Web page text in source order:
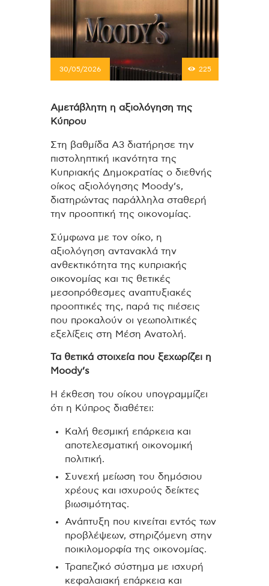
30/05/2026 225
Αμετάβλητη η αξιολόγηση της
Κύπρου
Στη βαθμίδα Α3 διατήρησε την
πιστοληπτική ικανότητα της
Κυπριακής Δημοκρατίας ο διεθνής
οίκος αξιολόγησης Moody’s,
διατηρώντας παράλληλα σταθερή
την προοπτική της οικονομίας.
Σύμφωνα με τον οίκο, η
αξιολόγηση αντανακλά την
ανθεκτικότητα της κυπριακής
οικονομίας και τις θετικές
μεσοπρόθεσμες αναπτυξιακές
προοπτικές της, παρά τις πιέσεις
που προκαλούν οι γεωπολιτικές
εξελίξεις στη Μέση Ανατολή.
Τα θετικά στοιχεία που ξεχωρίζει η
Moody’s
Η έκθεση του οίκου υπογραμμίζει
ότι η Κύπρος διαθέτει:
Καλή θεσμική επάρκεια και
αποτελεσματική οικονομική
πολιτική.
Συνεχή μείωση του δημόσιου
χρέους και ισχυρούς δείκτες
βιωσιμότητας.
Ανάπτυξη που κινείται εντός των
προβλέψεων, στηριζόμενη στην
ποικιλομορφία της οικονομίας.
Τραπεζικό σύστημα με ισχυρή
κεφαλαιακή επάρκεια και